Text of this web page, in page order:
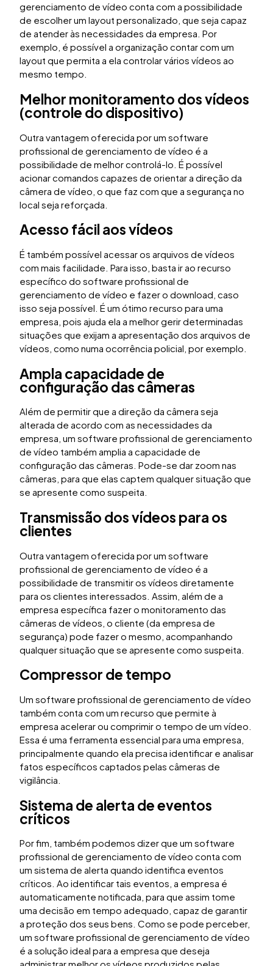
gerenciamento de vídeo conta com a possibilidade
de escolher um layout personalizado, que seja capaz
de atender às necessidades da empresa. Por
exemplo, é possível a organização contar com um
layout que permita a ela controlar vários vídeos ao
mesmo tempo.
Melhor monitoramento dos vídeos
(controle do dispositivo)
Outra vantagem oferecida por um software
profissional de gerenciamento de vídeo é a
possibilidade de melhor controlá-lo. É possível
acionar comandos capazes de orientar a direção da
câmera de vídeo, o que faz com que a segurança no
local seja reforçada.
Acesso fácil aos vídeos
É também possível acessar os arquivos de vídeos
com mais facilidade. Para isso, basta ir ao recurso
específico do software profissional de
gerenciamento de vídeo e fazer o download, caso
isso seja possível. É um ótimo recurso para uma
empresa, pois ajuda ela a melhor gerir determinadas
situações que exijam a apresentação dos arquivos de
vídeos, como numa ocorrência policial, por exemplo.
Ampla capacidade de
configuração das câmeras
Além de permitir que a direção da câmera seja
alterada de acordo com as necessidades da
empresa, um software profissional de gerenciamento
de vídeo também amplia a capacidade de
configuração das câmeras. Pode-se dar zoom nas
câmeras, para que elas captem qualquer situação que
se apresente como suspeita.
Transmissão dos vídeos para os
clientes
Outra vantagem oferecida por um software
profissional de gerenciamento de vídeo é a
possibilidade de transmitir os vídeos diretamente
para os clientes interessados. Assim, além de a
empresa específica fazer o monitoramento das
câmeras de vídeos, o cliente (da empresa de
segurança) pode fazer o mesmo, acompanhando
qualquer situação que se apresente como suspeita.
Compressor de tempo
Um software profissional de gerenciamento de vídeo
também conta com um recurso que permite à
empresa acelerar ou comprimir o tempo de um vídeo.
Essa é uma ferramenta essencial para uma empresa,
principalmente quando ela precisa identificar e analisar
fatos específicos captados pelas câmeras de
vigilância.
Sistema de alerta de eventos
críticos
Por fim, também podemos dizer que um software
profissional de gerenciamento de vídeo conta com
um sistema de alerta quando identifica eventos
críticos. Ao identificar tais eventos, a empresa é
automaticamente notificada, para que assim tome
uma decisão em tempo adequado, capaz de garantir
a proteção dos seus bens. Como se pode perceber,
um software profissional de gerenciamento de vídeo
é a solução ideal para a empresa que deseja